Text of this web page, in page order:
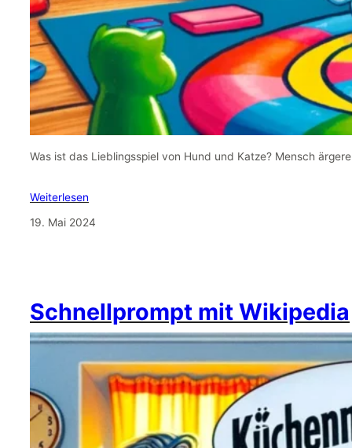
Was ist das Lieblingsspiel von Hund und Katze? Mensch
Weiterlesen
19. Mai 2024
Schnellprompt mit Wikipedia